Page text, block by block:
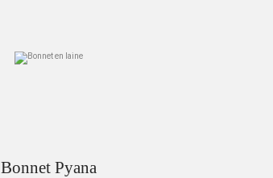
Bonnet Pyana